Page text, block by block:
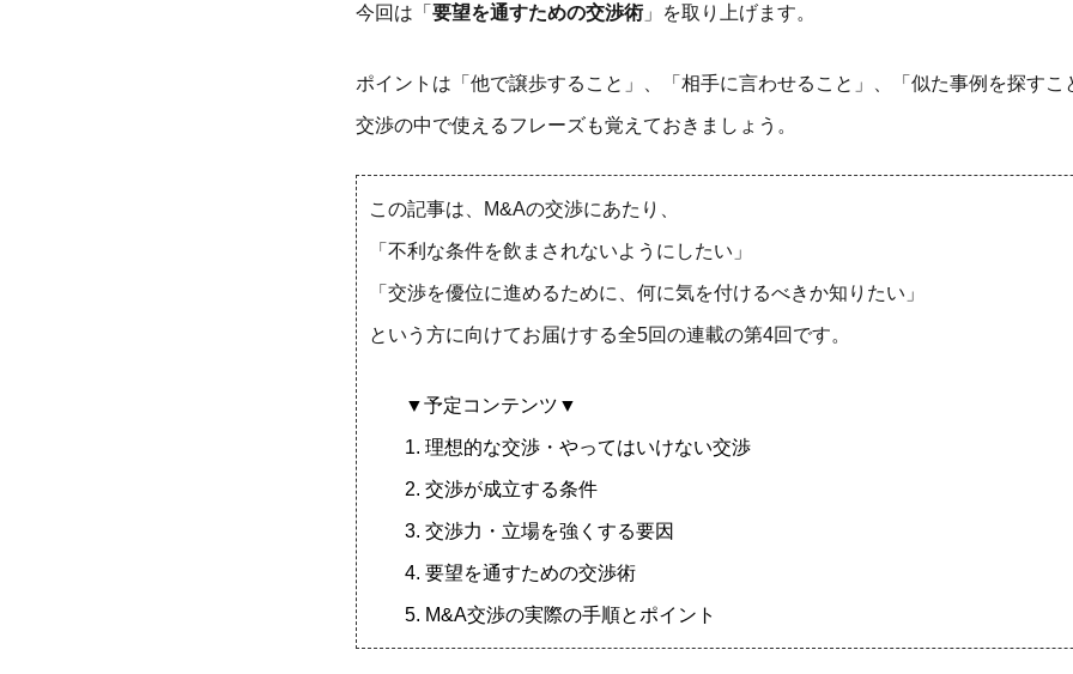
今回は「 要望を通すための交渉術 」を取り上げます。
ポイントは「他で譲歩すること」、「相手に言わせること」、「似た事例を探すこ
交渉の中で使えるフレーズも覚えておきましょう。
この記事は、M&Aの交渉にあたり、
「不利な条件を飲まされないようにしたい」
「交渉を優位に進めるために、何に気を付けるべきか知りたい」
という方に向けてお届けする全5回の連載の第4回です。
▼予定コンテンツ▼
1. 理想的な交渉・やってはいけない交渉
2. 交渉が成立する条件
3. 交渉力・立場を強くする要因
4. 要望を通すための交渉術
5. M&A交渉の実際の手順とポイント